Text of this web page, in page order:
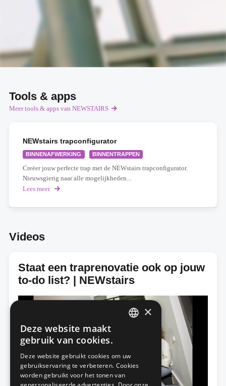
Tools & apps
Meer tools & apps van NEWSTAIRS
NEWstairs trapconfigurator
BINNENAFWERKING BINNENTRAPPEN
Creëer jouw perfecte trap met de NEWstairs trapconfigurator.
Nieuwsgierig naar alle mogelijkheden...
Lees meer over
trapconfigurator
Videos
Staat een traprenovatie ook op jouw
to-do list? | NEWstairs
×
Deze website maakt
gebruik van cookies.
Deze website gebruikt cookies om uw
gebruikservaring te verbeteren. Cookies
worden gebruikt voor het tonen van